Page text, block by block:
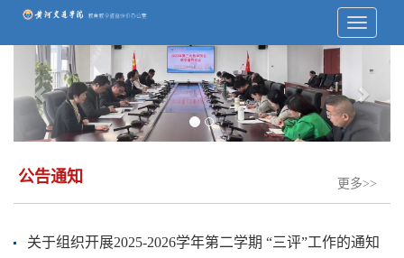
Previous
公告通知 更多>>
关于组织开展2025-2026学年第二学期 “三评”工作的通知